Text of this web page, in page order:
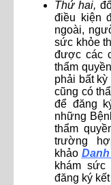
Thứ hai,
điều kiện
ngoài,
sức khỏe
được các
thẩm
phải bất
cũng có
để đăng
những
thẩm
trường
khảo
khám
đăng ký